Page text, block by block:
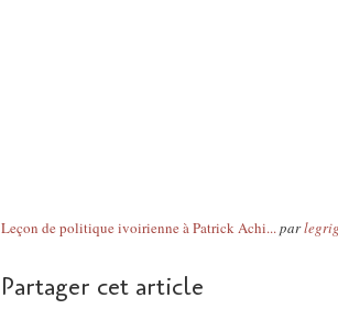
Leçon de politique ivoirienne à Patrick Achi...par
Partager cet article